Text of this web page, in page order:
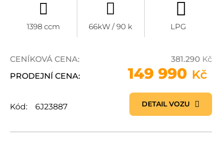
1398 ccm 66kW / 90 k LPG
CENÍKOVÁ CENA: 381.290 Kč
PRODEJNÍ CENA:
149 990 Kč
Kód: 6J23887 DETAIL VOZU